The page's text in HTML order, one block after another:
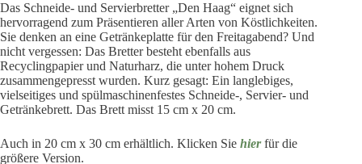
Das Schneide- und Servierbretter „Den Haag“ eignet sich
hervorragend zum Präsentieren aller Arten von Köstlichkeiten.
Sie denken an eine Getränkeplatte für den Freitagabend? Und
nicht vergessen: Das Bretter besteht ebenfalls aus
Recyclingpapier und Naturharz, die unter hohem Druck
zusammengepresst wurden. Kurz gesagt: Ein langlebiges,
vielseitiges und spülmaschinenfestes Schneide-, Servier- und
Getränkebrett. Das Brett misst 15 cm x 20 cm.
Auch in 20 cm x 30 cm erhältlich. Klicken Sie hierfür die
größere Version.